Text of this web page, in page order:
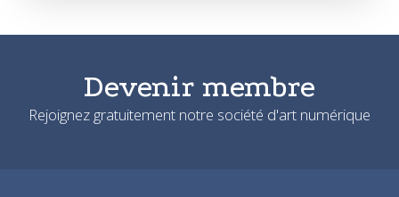
Devenir membre
Rejoignez gratuitement notre société d'art numérique